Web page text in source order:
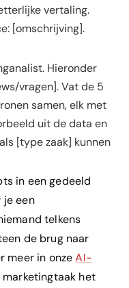
vertaling.
[omschrijving].
Hieronder
vragen]. Vat de 5
samen, elk met
uit de data en
[type zaak] kunnen
in een gedeeld
je een
telkens
de brug naar
meer in onzeAI-
marketingtaak het